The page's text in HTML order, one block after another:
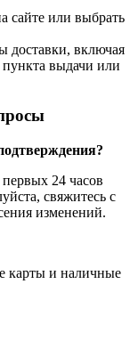
сайте или выбрать
доставки, включая
пункта выдачи или
24 часов
свяжитесь с
изменений.
карты и наличные